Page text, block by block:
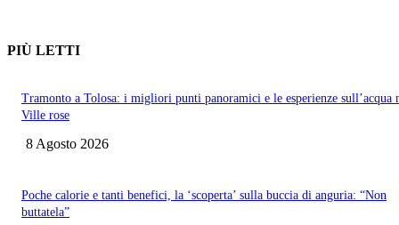
PIÙ LETTI
Tramonto a Tolosa: i migliori punti panoramici e le esperienze sull’acqua
Ville rose
8 Agosto 2026
Poche calorie e tanti benefici, la ‘scoperta’ sulla buccia di anguria: “Non
buttatela”